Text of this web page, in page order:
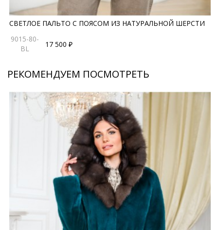
СВЕТЛОЕ ПАЛЬТО С ПОЯСОМ ИЗ НАТУРАЛЬНОЙ ШЕРСТИ
9015-80-
BL
17 500 ₽
РЕКОМЕНДУЕМ ПОСМОТРЕТЬ